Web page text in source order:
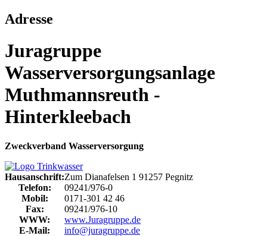
Adresse
Juragruppe
Wasserversorgungsanlage
Muthmannsreuth -
Hinterkleebach
Zweckverband Wasserversorgung
Hausanschrift:Zum Dianafelsen 1 91257 Pegnitz
Telefon:
09241/976-0
Mobil:
0171-301 42 46
Fax:
09241/976-10
WWW:
www.Juragruppe.de
E-Mail:
info@juragruppe.de